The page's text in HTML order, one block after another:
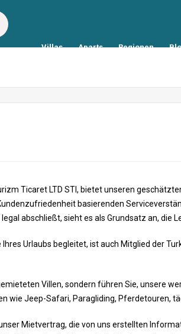
Villas Aparts Regionen
Ticaret LTD STI, bietet unseren
basierenden
abschließt, sieht es als Grundsatz an, die
Urlaubs begleitet, ist auch Mitglied der
Villen, sondern führen Sie, unsere
wie Jeep-Safari, Paragliding, Pferdetouren,
Mietvertrag, die von uns erstellten